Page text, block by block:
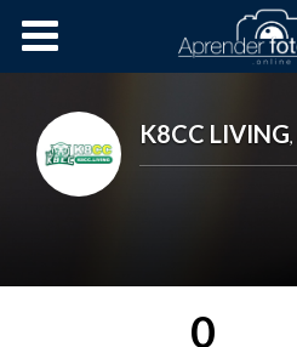
Cursos OnLine
K8CC LIVING,
0